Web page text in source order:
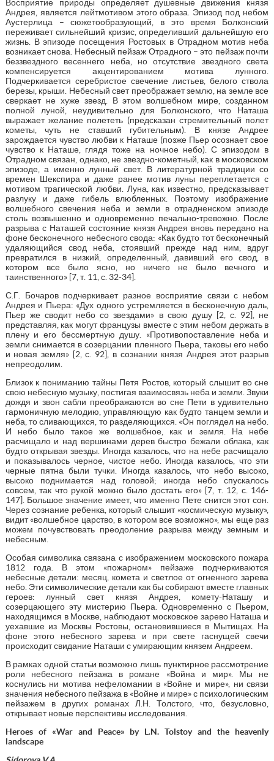
Восприятие природы определяет душевные движения князя
Андрея, является лейтмотивом этого образа. Эпизод под небом
Аустерлица – сюжетообразующий, в это время Болконский
переживает сильнейший кризис, определивший дальнейшую его
жизнь. В эпизоде посещения Ростовых в Отрадном мотив неба
возникает снова. Небесный пейзаж Отрадного – это пейзаж почти
беззвездного весеннего неба, но отсутствие звездного света
компенсируется акцентированием мотива лунного.
Подчеркивается серебристое свечение листьев, белого ствола
березы, крыши. Небесный свет преображает землю, на земле все
сверкает не хуже звезд. В этом волшебном мире, созданном
полной луной, неудивительно для Болконского, что Наташа
выражает желание полететь (предсказан стремительный полет
кометы, чуть не ставший губительным). В князе Андрее
зарождается чувство любви к Наташе (позже Пьер осознает свое
чувство к Наташе, глядя тоже на ночное небо). С эпизодом в
Отрадном связан, однако, не звездно-кометный, как в московском
эпизоде, а именно лунный свет. В литературной традиции со
времен Шекспира и даже ранее мотив луны переплетается с
мотивом трагической любви. Луна, как известно, предсказывает
разлуку и даже гибель влюбленных. Поэтому изображение
волшебного свечения неба и земли в отрадненском эпизоде
столь возвышенно и одновременно печально-тревожно. После
разрыва с Наташей состояние князя Андрея вновь передано на
фоне бесконечного небесного свода: «Как будто тот бесконечный
удаляющийся свод неба, стоявший прежде над ним, вдруг
превратился в низкий, определенный, давивший его свод, в
котором все было ясно, но ничего не было вечного и
таинственного» [7, т. 11, с. 32-34].
С.Г. Бочаров подчеркивает разное восприятие связи с небом
Андрея и Пьера: «Дух одного устремляется в бесконечную даль,
Пьер же сводит небо со звездами» в свою душу [2, с. 92], не
представляя, как могут французы вместе с этим небом держать в
плену и его бессмертную душу. «Противопоставление неба и
земли снимается в созерцании пленного Пьера, таковы его небо
и новая земля» [2, с. 92], в сознании князя Андрея этот разрыв
непреодолим.
Близок к пониманию тайны Петя Ростов, который слышит во сне
свою небесную музыку, постигая взаимосвязь неба и земли. Звуки
дождя и звон сабли преображаются во сне Пети в удивительно
гармоничную мелодию, управляющую как будто танцем земли и
неба, то сливающихся, то разделяющихся. «Он поглядел на небо.
И небо было такое же волшебное, как и земля. На небе
расчищало и над вершинами дерев быстро бежали облака, как
будто открывая звезды. Иногда казалось, что на небе расчищало
и показывалось черное, чистое небо. Иногда казалось, что эти
черные пятна были тучки. Иногда казалось, что небо высоко,
высоко поднимается над головой; иногда небо спускалось
совсем, так что рукой можно было достать его» [7, т. 12, с. 146-
147]. Большое значение имеет, что именно Пете снится этот сон.
Через сознание ребенка, который слышит «космическую музыку»,
видит «волшебное царство, в котором все возможно», мы еще раз
можем почувствовать преодоление разрыва между земным и
небесным.
Особая символика связана с изображением московского пожара
1812 года. В этом «пожарном» пейзаже подчеркиваются
небесные детали: месяц, комета и светлое от огненного зарева
небо. Эти символические детали как бы собирают вместе главных
героев: лунный свет князя Андрея, комету-Наташу и
созерцающего эту мистерию Пьера. Одновременно с Пьером,
находящимся в Москве, наблюдают московское зарево Наташа и
уехавшие из Москвы Ростовы, остановившиеся в Мытищах. На
фоне этого небесного зарева и при свете гаснущей свечи
происходит свидание Наташи с умирающим князем Андреем.
В рамках одной статьи возможно лишь пунктирное рассмотрение
роли небесного пейзажа в романе «Война и мир». Мы не
коснулись ни мотива нефеломании в «Войне и мире», ни связи
значения небесного пейзажа в «Войне и мире» с психологическим
пейзажем в других романах Л.Н. Толстого, что, безусловно,
открывает новые перспективы исследования.
Heroes of «War and Peace» by L.N. Tolstoy and the heavenly
landscape